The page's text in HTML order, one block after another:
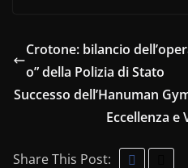
Crotone: bilancio
o” della Polizia di Stato
Successo dell’Hanuman
Eccellenza e
Share This Post: